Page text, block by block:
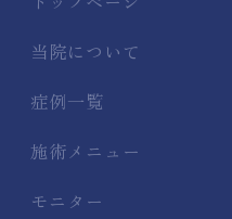
当院について
症例一覧
施術メニュー
モニター